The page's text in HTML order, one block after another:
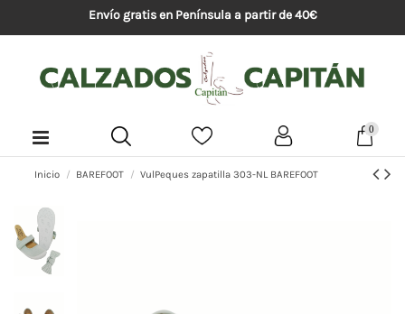
Envío gratis en Península a partir de 40€
0
Inicio BAREFOOT VulPeques zapatilla 303-NL BAREFOOT